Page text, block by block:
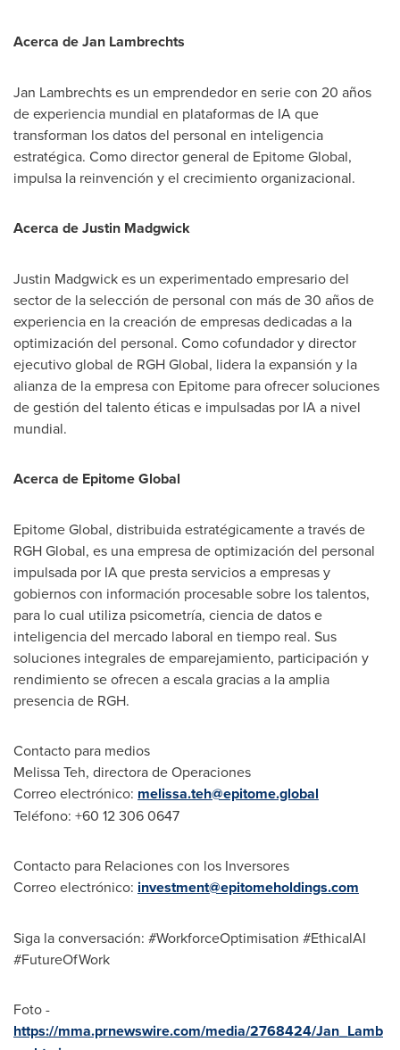
Acerca deJan Lambrechts
Jan Lambrechtses un emprendedor en serie con 20 años
de experiencia mundial en plataformas de IA que
transforman los datos del personal en inteligencia
estratégica. Como director general de Epitome Global,
impulsa la reinvención y el crecimiento organizacional.
Acerca deJustin Madgwick
Justin Madgwickes un experimentado empresario del
sector de la selección de personal con más de 30 años de
experiencia en la creación de empresas dedicadas a la
optimización del personal. Como cofundador y director
ejecutivo global de RGH Global, lidera la expansión y la
alianza de la empresa con Epitome para ofrecer soluciones
de gestión del talento éticas e impulsadas por IA a nivel
mundial.
Acerca de Epitome Global
Epitome Global, distribuida estratégicamente a través de
RGH Global, es una empresa de optimización del personal
impulsada por IA que presta servicios a empresas y
gobiernos con información procesable sobre los talentos,
para lo cual utiliza psicometría, ciencia de datos e
inteligencia del mercado laboral en tiempo real. Sus
soluciones integrales de emparejamiento, participación y
rendimiento se ofrecen a escala gracias a la amplia
presencia de RGH.
Contacto para medios
Melissa Teh, directora de Operaciones
Correo electrónico: melissa.teh@epitome.global
Teléfono: +60 12 306 0647
Contacto para Relaciones con los Inversores
Correo electrónico: investment@epitomeholdings.com
Siga laconversación: #WorkforceOptimisation #EthicalAI
#FutureOfWork
Foto -
https://mma.prnewswire.com/media/2768424/Jan_Lamb